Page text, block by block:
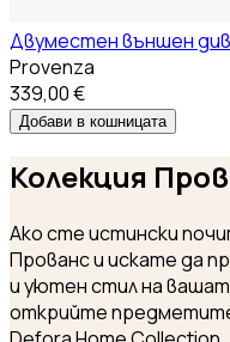
Двуместен външен
Provenza
339,00 €
Добави в кошницата
Колекция
Ако сте истински
Прованс и искате да
и уютен стил на
открийте